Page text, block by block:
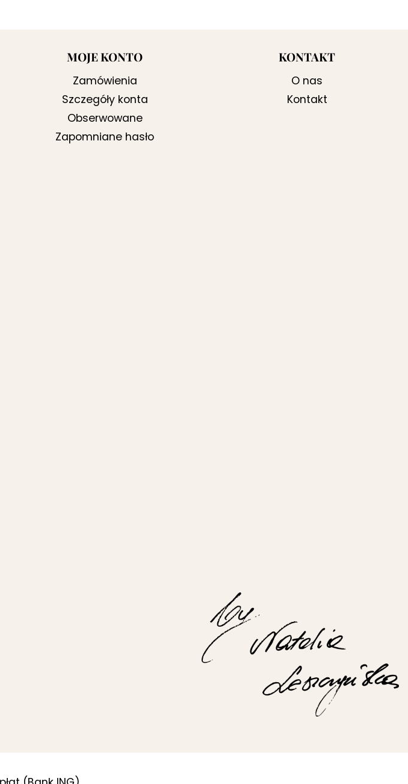
MOJE KONTO
Zamówienia
Szczegóły konta
Obserwowane
Zapomniane hasło
KONTAKT
O nas
Kontakt